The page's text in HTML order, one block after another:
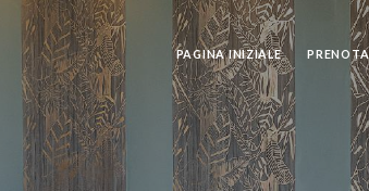
PAGINA INIZIALE PRENOTA